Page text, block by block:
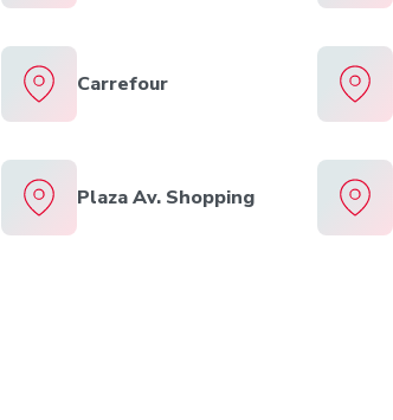
Carrefour
Plaza Av. Shopping